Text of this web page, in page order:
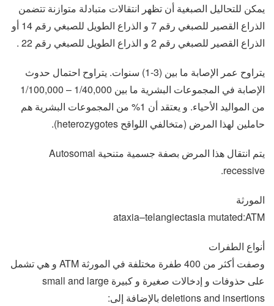
يمكن للتحاليل الصبغية أن تظهر انتقالات متبادلة متوازنة تتضمن
الذراع القصير للصبغي رقم 7 و الذراع الطويل للصبغي رقم 14 أو
الذراع القصير للصبغي رقم 2 و الذراع الطويل للصبغي رقم 22 .
يتراوح عمر الإصابة ما بين (3-1) سنوات. يتراوح احتمال حدوث
الإصابة في المجموعات البشرية ما بين 1/40,000 – 1/100,000
من المواليد الأحياء. و يعتقد أن 1% من المجموعات البشرية هم
حاملين لهذا المرض (متخالفي اللواقح heterozygotes).
يتم انتقال هذا المرض بصفة جسمية متنحية Autosomal
recessive.
المورثة
ataxia–telangiectasia mutated:ATM
أنواع الطفرات
وصفت أكثر من 400 طفرة مختلفة في المورثة ATM و هي تشمل
على حذوفات و إدخالات صغيرة و كبيرة small and large
deletions and insertions بالإضافة إلى: